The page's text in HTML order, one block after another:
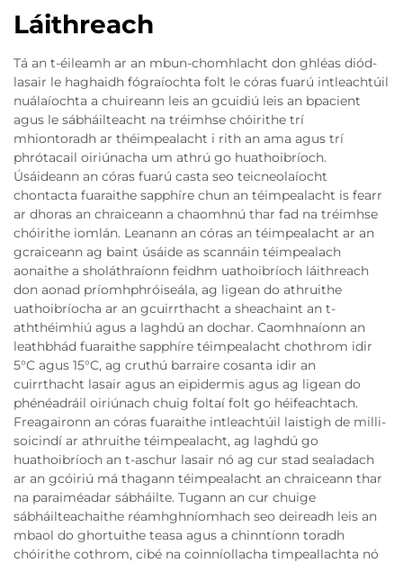
Láithreach
Tá an t-éileamh ar an mbun-chomhlacht don ghléas diód-
lasair le haghaidh fógraíochta folt le córas fuarú intleachtúil
nuálaíochta a chuireann leis an gcuidiú leis an bpacient
agus le sábháilteacht na tréimhse chóirithe trí
mhiontoradh ar théimpealacht i rith an ama agus trí
phrótacail oiriúnacha um athrú go huathoibríoch.
Úsáideann an córas fuarú casta seo teicneolaíocht
chontacta fuaraithe sapphíre chun an téimpealacht is fearr
ar dhoras an chraiceann a chaomhnú thar fad na tréimhse
chóirithe iomlán. Leanann an córas an téimpealacht ar an
gcraiceann ag baint úsáide as scannáin téimpealach
aonaithe a sholáthraíonn feidhm uathoibríoch láithreach
don aonad príomhphróiseála, ag ligean do athruithe
uathoibríocha ar an gcuirrthacht a sheachaint an t-
aththéimhiú agus a laghdú an dochar. Caomhnaíonn an
leathbhád fuaraithe sapphíre téimpealacht chothrom idir
5°C agus 15°C, ag cruthú barraire cosanta idir an
cuirrthacht lasair agus an eipidermis agus ag ligean do
phénéadráil oiriúnach chuig foltaí folt go héifeachtach.
Freagaironn an córas fuaraithe intleachtúil laistigh de milli-
soicindí ar athruithe téimpealacht, ag laghdú go
huathoibríoch an t-aschur lasair nó ag cur stad sealadach
ar an gcóiriú má thagann téimpealacht an chraiceann thar
na paraiméadar sábháilte. Tugann an cur chuige
sábháilteachaithe réamhghníomhach seo deireadh leis an
mbaol do ghortuithe teasa agus a chinntíonn toradh
chóirithe cothrom, cibé na coinníollacha timpeallachta nó